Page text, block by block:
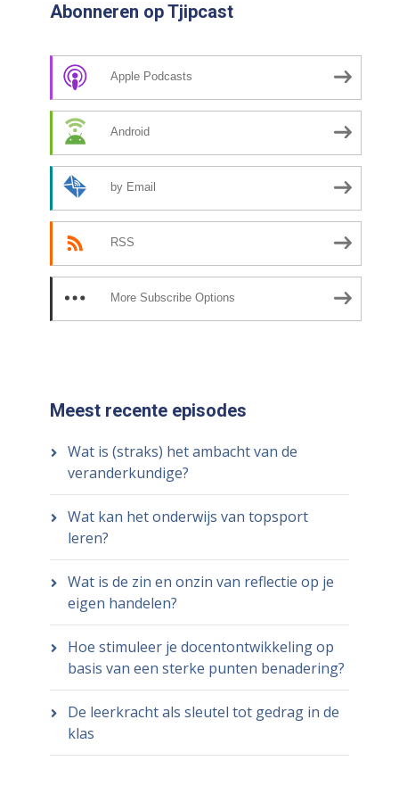
Abonneren op Tjipcast
Apple Podcasts
Android
by Email
RSS
More Subscribe Options
Meest recente episodes
Wat is (straks) het ambacht van de
veranderkundige?
Wat kan het onderwijs van topsport
leren?
Wat is de zin en onzin van reflectie op je
eigen handelen?
Hoe stimuleer je docentontwikkeling op
basis van een sterke punten benadering?
De leerkracht als sleutel tot gedrag in de
klas